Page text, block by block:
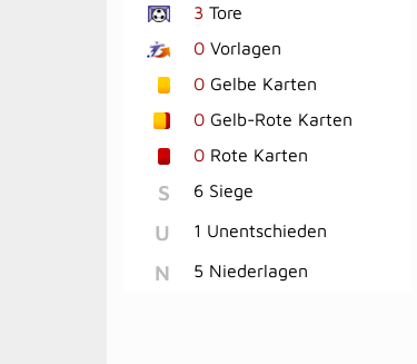
3 Tore
0 Vorlagen
0 Gelbe Karten
0 Gelb-Rote Karten
0 Rote Karten
S 6 Siege
U 1 Unentschieden
N 5 Niederlagen